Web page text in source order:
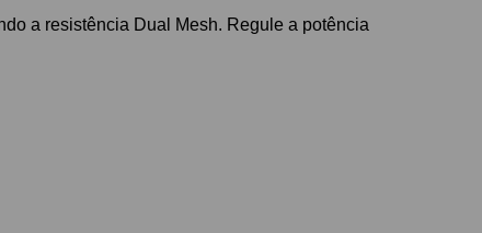
a resistência Dual Mesh. Regule a potência